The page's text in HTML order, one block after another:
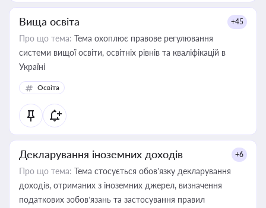
Вища освіта +45
Про що тема: Тема охоплює правове регулювання
системи вищої освіти, освітніх рівнів та кваліфікацій в
Україні
Освіта
Декларування іноземних доходів +6
Про що тема: Тема стосується обов’язку декларування
доходів, отриманих з іноземних джерел, визначення
податкових зобов’язань та застосування правил